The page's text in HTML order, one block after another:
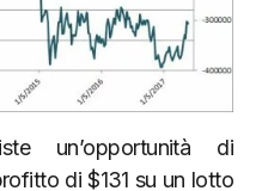
un’opportunità di
di $131 su un lotto